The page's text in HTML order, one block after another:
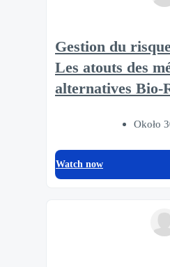
Gestion du
Les atouts des
alternatives Bio-
Około
Watch now